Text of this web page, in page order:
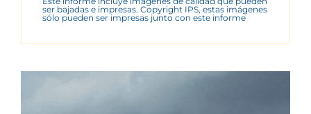
ser bajadas e impresas. Copyright IPS, estas imágenes
sólo pueden ser impresas junto con este informe